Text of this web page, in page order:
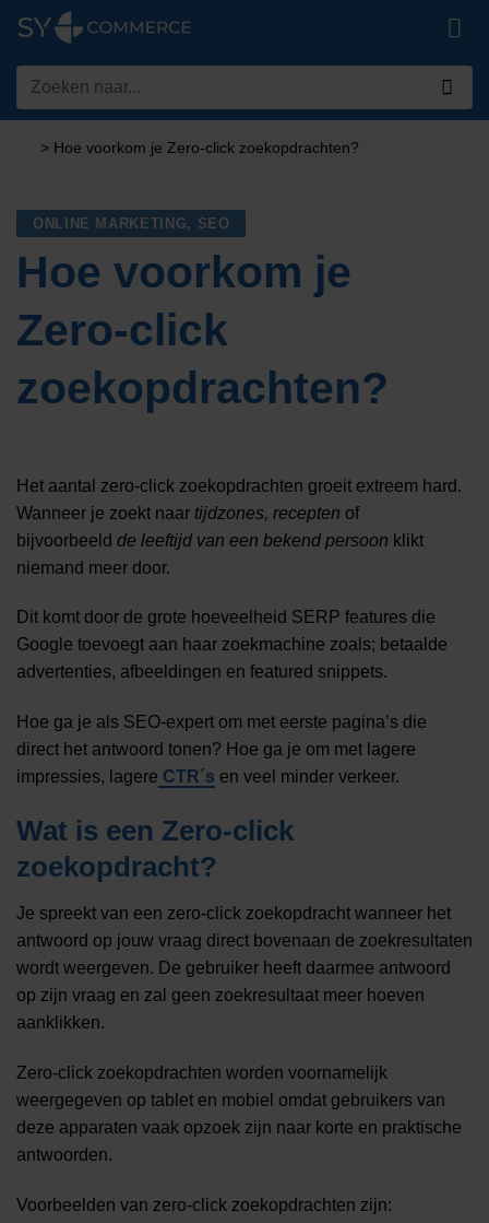
naar
inhoud
Zoeken
> Hoe voorkom je Zero-click zoekopdrachten?
ONLINE MARKETING, SEO
Hoe voorkom je
Zero-click
zoekopdrachten?
Het aantal zero-click zoekopdrachten groeit extreem hard.
Wanneer je zoekt naar tijdzones, recepten of
bijvoorbeeld de leeftijd van een bekend persoon klikt
niemand meer door.
Dit komt door de grote hoeveelheid SERP features die
Google toevoegt aan haar zoekmachine zoals; betaalde
advertenties, afbeeldingen en featured snippets.
Hoe ga je als SEO-expert om met eerste pagina’s die
direct het antwoord tonen? Hoe ga je om met lagere
impressies, lagere CTR´s en veel minder verkeer.
Wat is een Zero-click
zoekopdracht?
Je spreekt van een zero-click zoekopdracht wanneer het
antwoord op jouw vraag direct bovenaan de zoekresultaten
wordt weergeven. De gebruiker heeft daarmee antwoord
op zijn vraag en zal geen zoekresultaat meer hoeven
aanklikken.
Zero-click zoekopdrachten worden voornamelijk
weergegeven op tablet en mobiel omdat gebruikers van
deze apparaten vaak opzoek zijn naar korte en praktische
antwoorden.
Voorbeelden van zero-click zoekopdrachten zijn: